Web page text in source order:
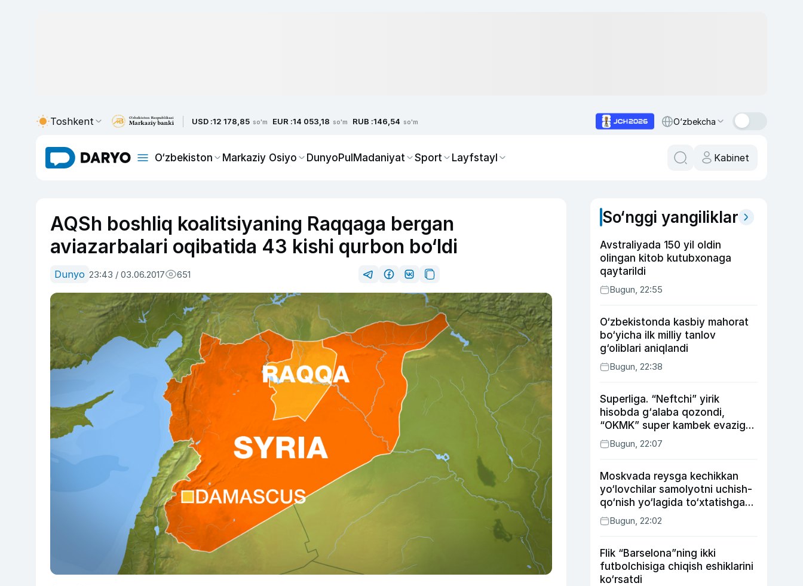
Toshkent USD :12 178,85 so'm EUR :14 053,18 so'm RUB :146,54 so'm O‘zbekcha
O‘zbekiston Markaziy Osiyo DunyoPulMadaniyat Sport Layfstayl Kabinet
AQSh boshliq koalitsiyaning Raqqaga bergan
aviazarbalari oqibatida 43 kishi qurbon bo‘ldi
Dunyo 23:43 / 03.06.2017 651
So‘nggi yangiliklar
Avstraliyada 150 yil oldin
olingan kitob kutubxonaga
qaytarildi
Bugun, 22:55
O‘zbekistonda kasbiy mahorat
bo‘yicha ilk milliy tanlov
g‘oliblari aniqlandi
Bugun, 22:38
Superliga. “Neftchi” yirik
hisobda g‘alaba qozondi,
“OKMK” super kambek evaziga
“Bunyodkor”dan ustun keldi,
“Nasaf” durang qayd etdi
Bugun, 22:07
Moskvada reysga kechikkan
yo‘lovchilar samolyotni uchish-
qo‘nish yo‘lagida to‘xtatishga
urindi (video)
Bugun, 22:02
Flik “Barselona”ning ikki
futbolchisiga chiqish eshiklarini
ko‘rsatdi